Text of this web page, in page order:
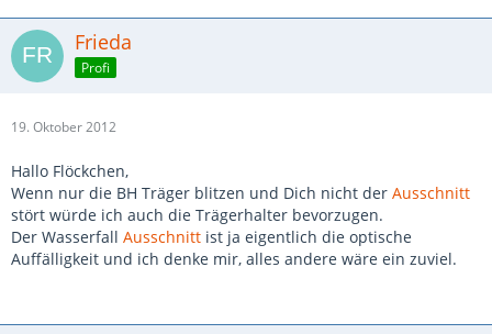
Frieda
Profi
19. Oktober 2012
Hallo Flöckchen,
Wenn nur die BH Träger blitzen und Dich nicht der Ausschnitt
stört würde ich auch die Trägerhalter bevorzugen.
Der Wasserfall Ausschnitt ist ja eigentlich die optische
Auffälligkeit und ich denke mir, alles andere wäre ein zuviel.